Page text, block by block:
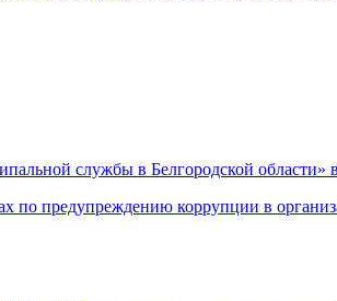
службы в Белгородской области»
по предупреждению коррупции в